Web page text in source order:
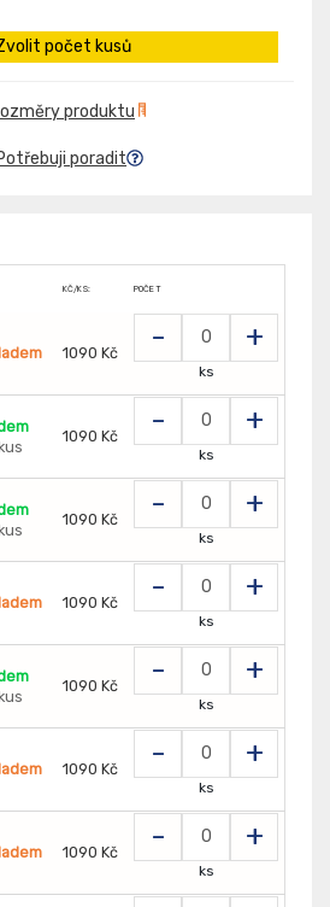
počet kusů
produktu
poradit
KČ/KS: POČET
1090 Kč - +
ks
1090 Kč - +
ks
1090 Kč - +
ks
1090 Kč - +
ks
1090 Kč - +
ks
1090 Kč - +
ks
1090 Kč - +
ks